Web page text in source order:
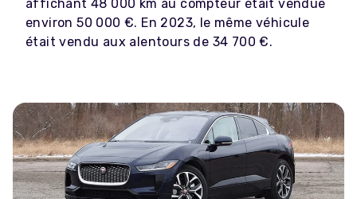
affichant 48 000 km au compteur était vendue
environ 50 000 €. En 2023, le même véhicule
était vendu aux alentours de 34 700 €.